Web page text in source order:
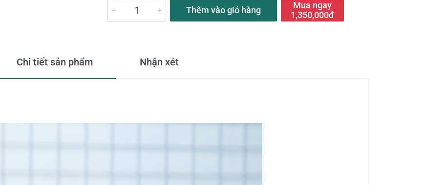
Thêm vào giỏ hàng
Mua ngay
1,350,000đ
Chi tiết sản phẩm Nhận xét